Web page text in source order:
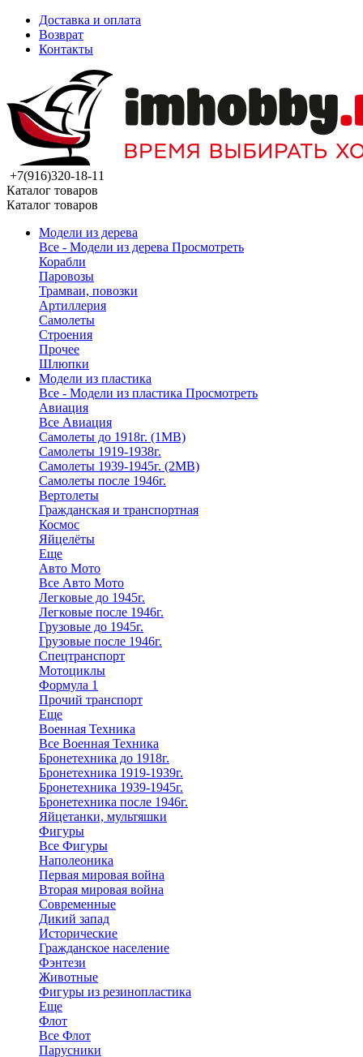
Доставка и оплата
Возврат
Контакты
+7(916)320-18-11
Каталог товаров
Каталог товаров
Модели из дерева
Все - Модели из дерева Просмотреть
Корабли
Паровозы
Трамваи, повозки
Артиллерия
Самолеты
Строения
Прочее
Шлюпки
Модели из пластика
Все - Модели из пластика Просмотреть
Авиация
Все Авиация
Самолеты до 1918г. (1МВ)
Самолеты 1919-1938г.
Самолеты 1939-1945г. (2МВ)
Самолеты после 1946г.
Вертолеты
Гражданская и транспортная
Космос
Яйцелёты
Еще
Авто Мото
Все Авто Мото
Легковые до 1945г.
Легковые после 1946г.
Грузовые до 1945г.
Грузовые после 1946г.
Спецтранспорт
Мотоциклы
Формула 1
Прочий транспорт
Еще
Военная Техника
Все Военная Техника
Бронетехника до 1918г.
Бронетехника 1919-1939г.
Бронетехника 1939-1945г.
Бронетехника после 1946г.
Яйцетанки, мультяшки
Фигуры
Все Фигуры
Наполеоника
Первая мировая война
Вторая мировая война
Современные
Дикий запад
Исторические
Гражданское население
Фэнтези
Животные
Фигуры из резинопластика
Еще
Флот
Все Флот
Парусники